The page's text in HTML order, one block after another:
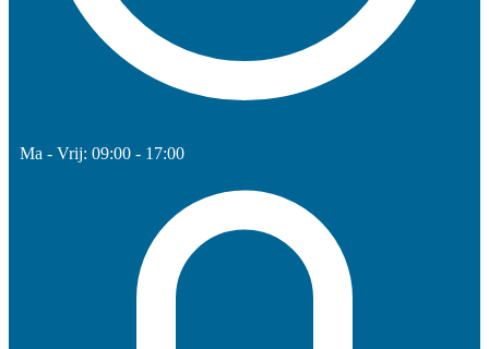
Ma - Vrij: 09:00 - 17:00